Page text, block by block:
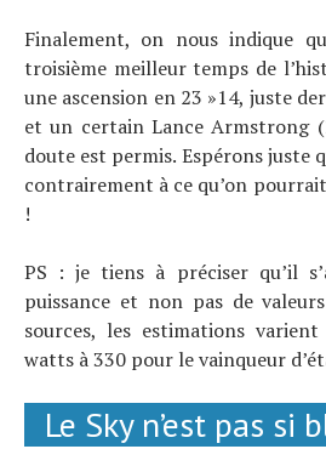
Finalement, on nous indique
troisième meilleur temps de
une ascension en 23 »14, juste
et un certain Lance Armstrong
doute est permis. Espérons juste
contrairement à ce qu’on
!
PS : je tiens à préciser qu’il
puissance et non pas de
sources, les estimations
watts à 330 pour le vainqueur
Le Sky n’est pas si